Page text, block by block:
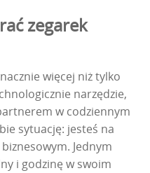
zegarek
więcej niż tylko
narzędzie,
w codziennym
sytuację: jesteś na
Jednym
i godzinę w swoim